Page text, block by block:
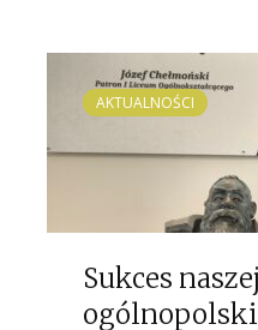
AKTUALNOŚCI
Sukces